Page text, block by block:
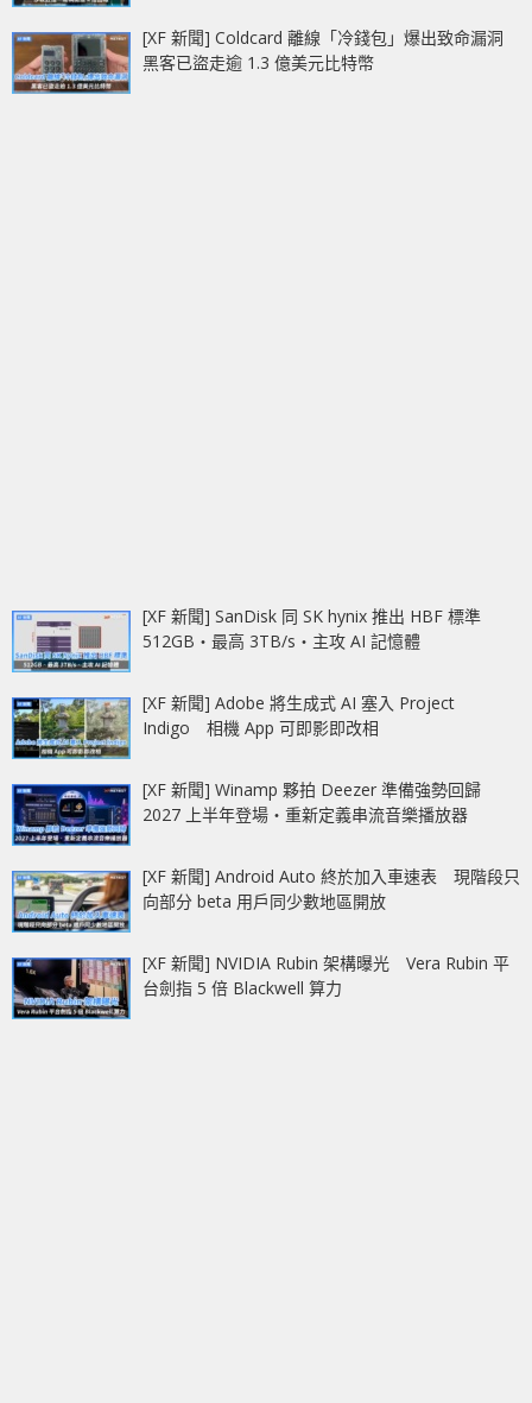
[XF 新聞] Coldcard 離線「冷錢包」爆出致命漏洞
黑客已盜走逾 1.3 億美元比特幣
[XF 新聞] SanDisk 同 SK hynix 推出 HBF 標準
512GB‧最高 3TB/s‧主攻 AI 記憶體
[XF 新聞] Adobe 將生成式 AI 塞入 Project
Indigo 相機 App 可即影即改相
[XF 新聞] Winamp 夥拍 Deezer 準備強勢回歸
2027 上半年登場‧重新定義串流音樂播放器
[XF 新聞] Android Auto 終於加入車速表 現階段只
向部分 beta 用戶同少數地區開放
[XF 新聞] NVIDIA Rubin 架構曝光 Vera Rubin 平
台劍指 5 倍 Blackwell 算力